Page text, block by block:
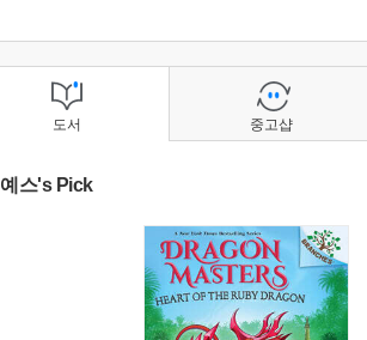
도서
예스's Pick
중고샵